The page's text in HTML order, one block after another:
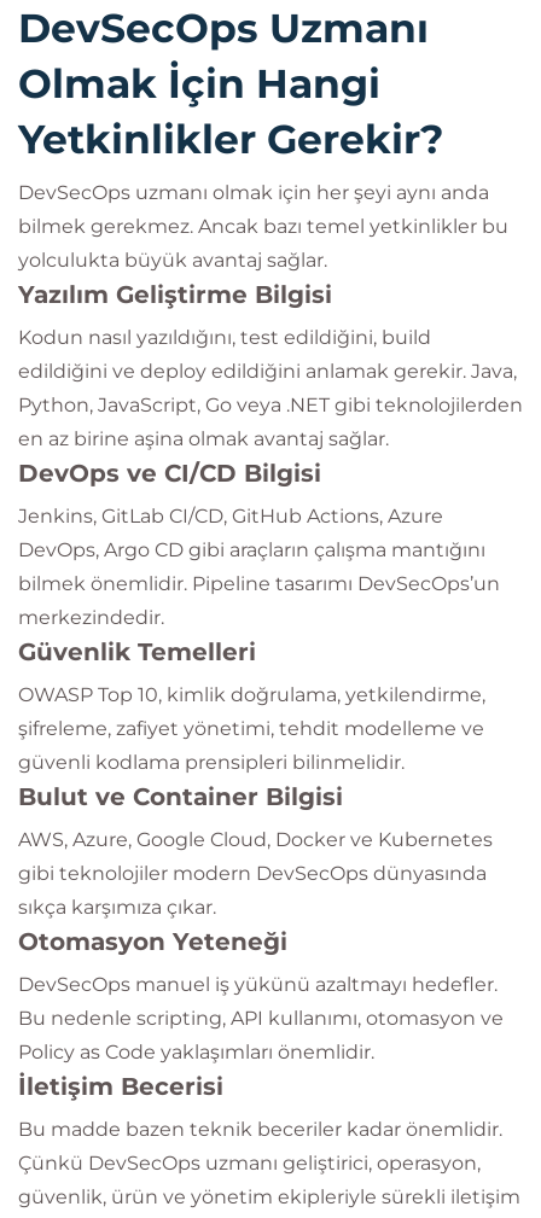
DevSecOps Uzmanı
Olmak İçin Hangi
Yetkinlikler Gerekir?
DevSecOps uzmanı olmak için her şeyi aynı anda
bilmek gerekmez. Ancak bazı temel yetkinlikler bu
yolculukta büyük avantaj sağlar.
Yazılım Geliştirme Bilgisi
Kodun nasıl yazıldığını, test edildiğini, build
edildiğini ve deploy edildiğini anlamak gerekir. Java,
Python, JavaScript, Go veya .NET gibi teknolojilerden
en az birine aşina olmak avantaj sağlar.
DevOps ve CI/CD Bilgisi
Jenkins, GitLab CI/CD, GitHub Actions, Azure
DevOps, Argo CD gibi araçların çalışma mantığını
bilmek önemlidir. Pipeline tasarımı DevSecOps’un
merkezindedir.
Güvenlik Temelleri
OWASP Top 10, kimlik doğrulama, yetkilendirme,
şifreleme, zafiyet yönetimi, tehdit modelleme ve
güvenli kodlama prensipleri bilinmelidir.
Bulut ve Container Bilgisi
AWS, Azure, Google Cloud, Docker ve Kubernetes
gibi teknolojiler modern DevSecOps dünyasında
sıkça karşımıza çıkar.
Otomasyon Yeteneği
DevSecOps manuel iş yükünü azaltmayı hedefler.
Bu nedenle scripting, API kullanımı, otomasyon ve
Policy as Code yaklaşımları önemlidir.
İletişim Becerisi
Bu madde bazen teknik beceriler kadar önemlidir.
Çünkü DevSecOps uzmanı geliştirici, operasyon,
güvenlik, ürün ve yönetim ekipleriyle sürekli iletişim